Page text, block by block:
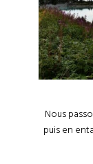
Nous
puis en